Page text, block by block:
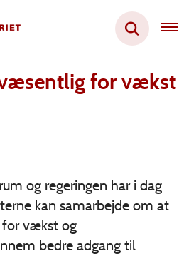
for vækst
og regeringen har i dag
kan samarbejde om at
for vækst og
bedre adgang til